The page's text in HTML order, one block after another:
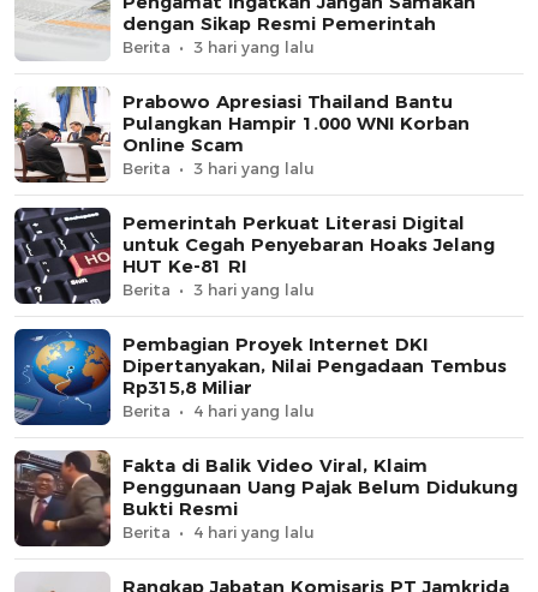
dengan Sikap Resmi Pemerintah
Berita 3 hari yang lalu
Prabowo Apresiasi Thailand Bantu
Pulangkan Hampir 1.000 WNI Korban
Online Scam
Berita 3 hari yang lalu
Pemerintah Perkuat Literasi Digital
untuk Cegah Penyebaran Hoaks Jelang
HUT Ke-81 RI
Berita 3 hari yang lalu
Pembagian Proyek Internet DKI
Dipertanyakan, Nilai Pengadaan Tembus
Rp315,8 Miliar
Berita 4 hari yang lalu
Fakta di Balik Video Viral, Klaim
Penggunaan Uang Pajak Belum Didukung
Bukti Resmi
Berita 4 hari yang lalu
Rangkap Jabatan Komisaris PT Jamkrida